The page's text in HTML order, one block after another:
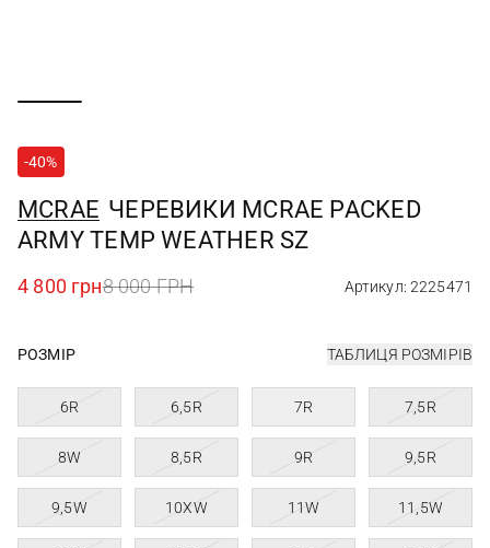
-40%
MCRAE ЧЕРЕВИКИ MCRAE PACKED
ARMY TEMP WEATHER SZ
4 800 грн8 000 ГРН Артикул: 2225471
РОЗМІР ТАБЛИЦЯ РОЗМІРІВ
6R 6,5R 7R 7,5R
8W 8,5R 9R 9,5R
9,5W 10XW 11W 11,5W